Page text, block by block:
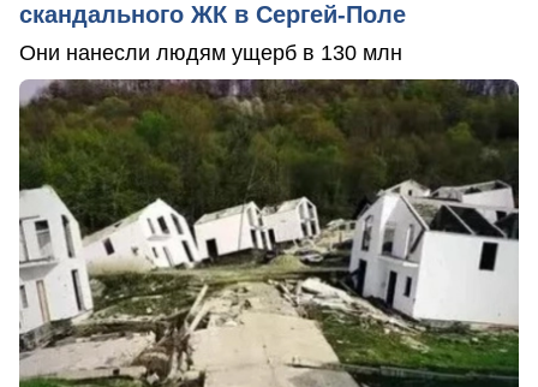
скандального ЖК в Сергей-Поле
Они нанесли людям ущерб в 130 млн